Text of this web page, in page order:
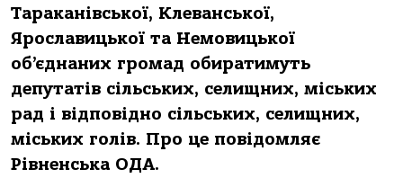
Тараканівської, Клеванської,
Ярославицької та Немовицької
об’єднаних громад обиратимуть
депутатів сільських, селищних, міських
рад і відповідно сільських, селищних,
міських голів. Про це повідомляє
Рівненська ОДА.